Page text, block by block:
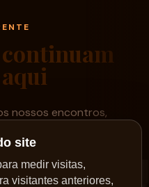
continuam
nossos encontros,
site
medir visitas,
visitantes anteriores,